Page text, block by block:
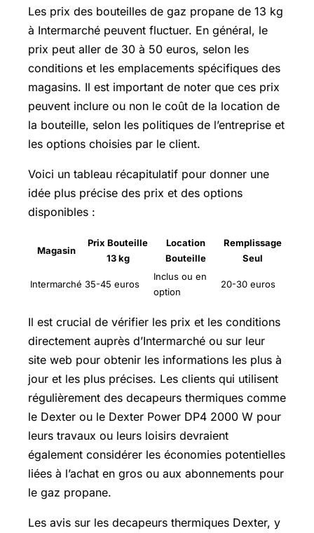
Les prix des bouteilles de gaz propane de 13 kg
à Intermarché peuvent fluctuer. En général, le
prix peut aller de 30 à 50 euros, selon les
conditions et les emplacements spécifiques des
magasins. Il est important de noter que ces prix
peuvent inclure ou non le coût de la location de
la bouteille, selon les politiques de l’entreprise et
les options choisies par le client.
Voici un tableau récapitulatif pour donner une
idée plus précise des prix et des options
disponibles :
Magasin
Prix Bouteille
13 kg
Location
Bouteille
Remplissage
Seul
Intermarché 35-45 euros
Inclus ou en
option
20-30 euros
Il est crucial de vérifier les prix et les conditions
directement auprès d’Intermarché ou sur leur
site web pour obtenir les informations les plus à
jour et les plus précises. Les clients qui utilisent
régulièrement des decapeurs thermiques comme
le Dexter ou le Dexter Power DP4 2000 W pour
leurs travaux ou leurs loisirs devraient
également considérer les économies potentielles
liées à l’achat en gros ou aux abonnements pour
le gaz propane.
Les avis sur les decapeurs thermiques Dexter, y